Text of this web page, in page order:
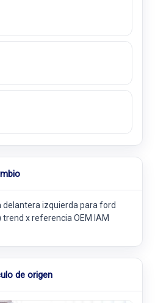
delantera izquierda para ford
x referencia OEM IAM
de origen